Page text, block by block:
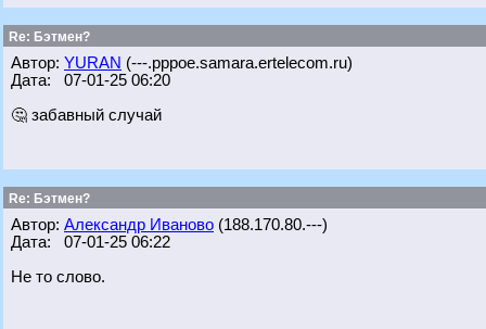
Re: Бэтмен?
Автор: YURAN (---.pppoe.samara.ertelecom.ru)
Дата: 07-01-25 06:20
🤔 забавный случай
Re: Бэтмен?
Автор: Александр Иваново (188.170.80.---)
Дата: 07-01-25 06:22
Не то слово.